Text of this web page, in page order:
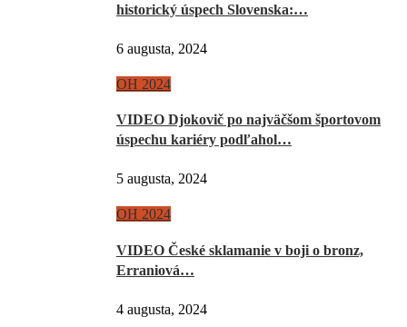
historický úspech Slovenska:…
6 augusta, 2024
OH 2024
VIDEO Djokovič po najväčšom športovom
úspechu kariéry podľahol…
5 augusta, 2024
OH 2024
VIDEO České sklamanie v boji o bronz,
Erraniová…
4 augusta, 2024